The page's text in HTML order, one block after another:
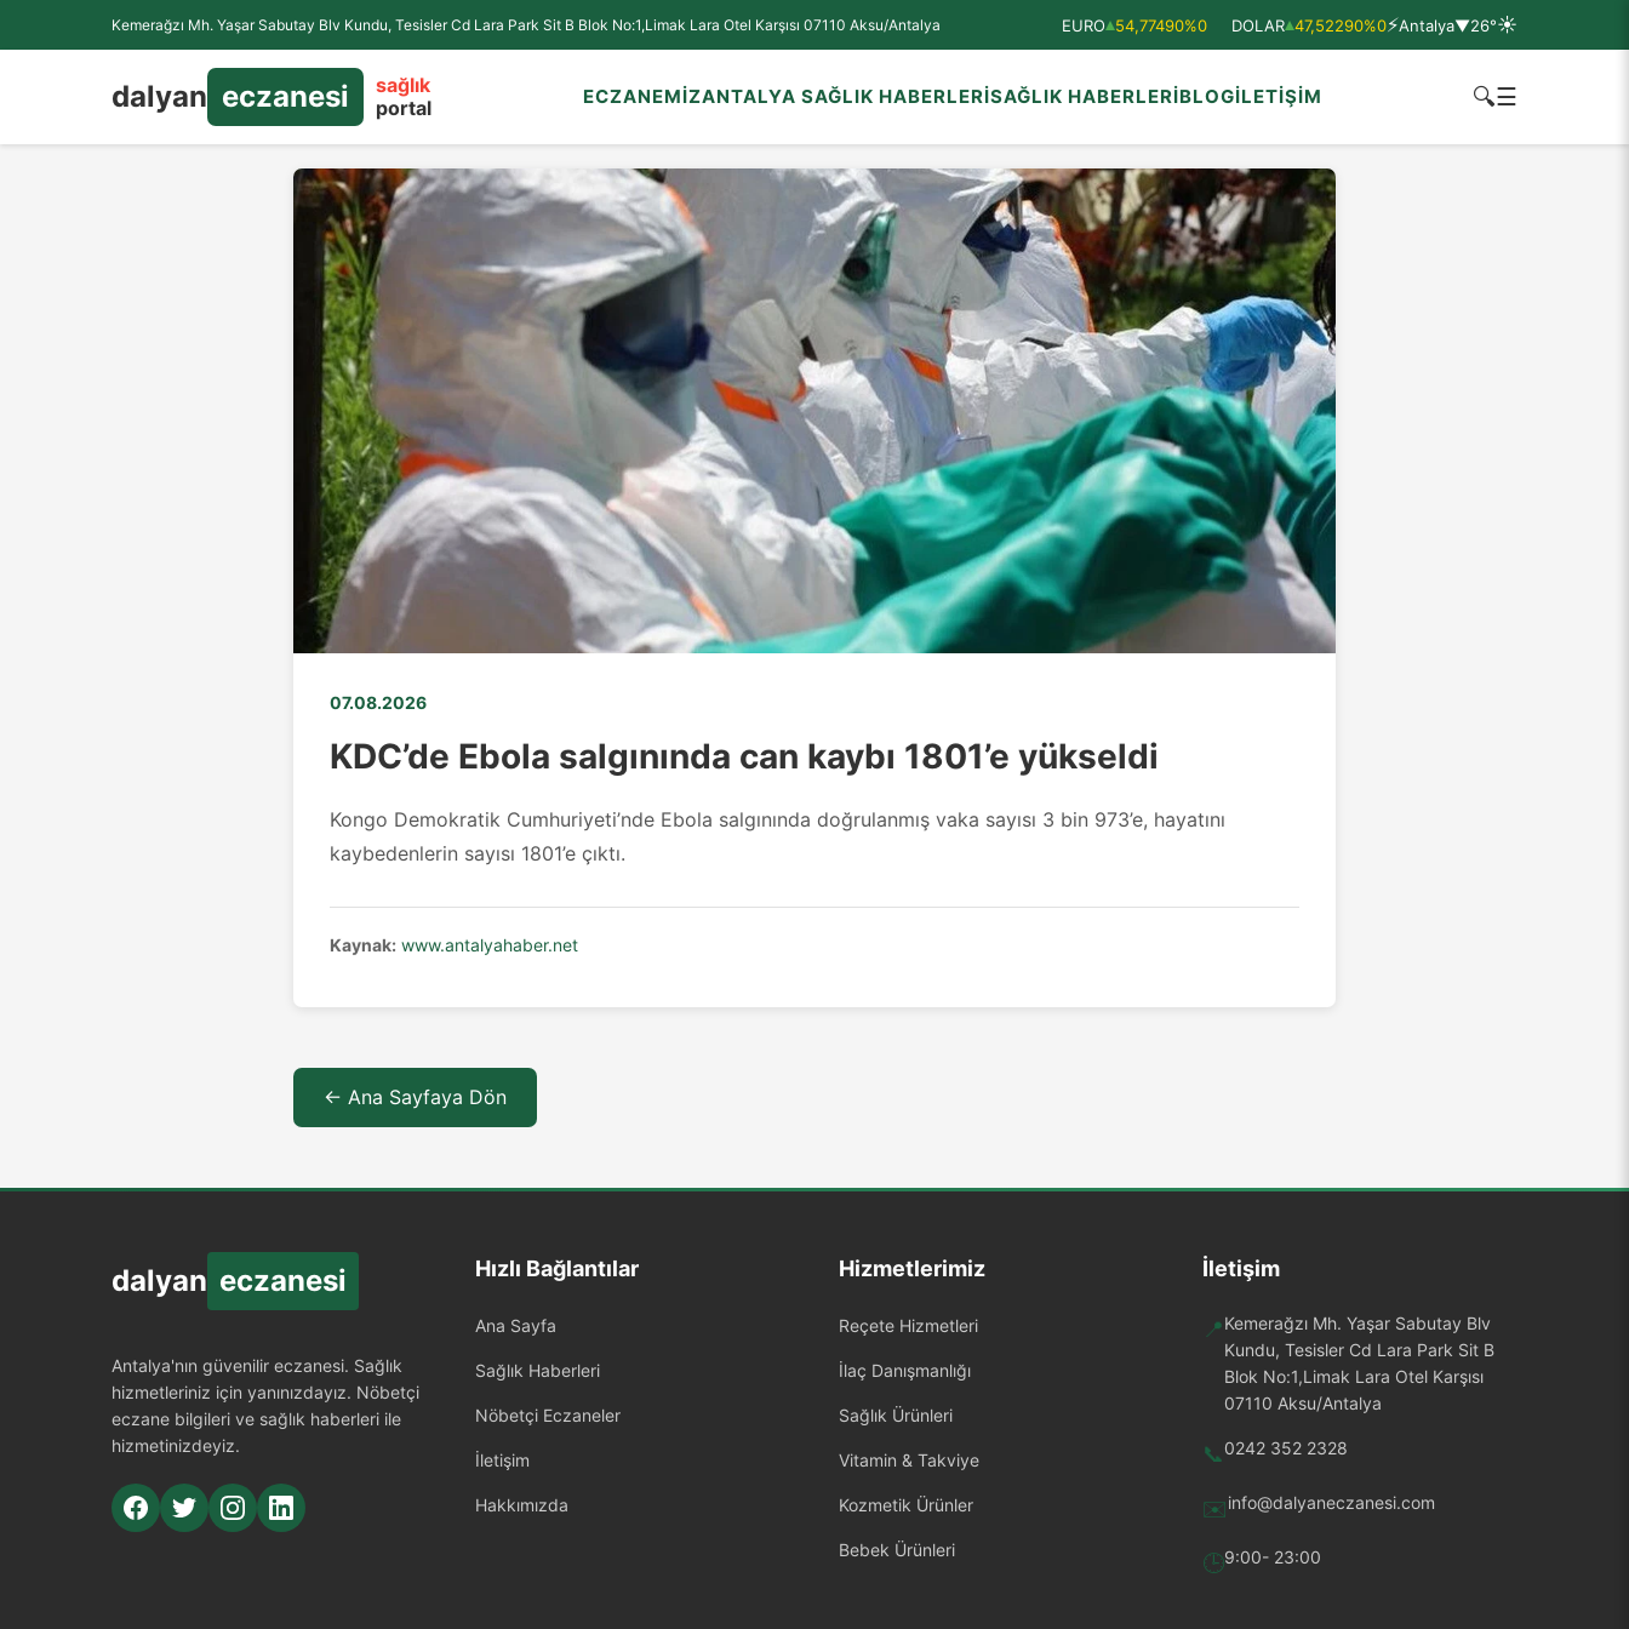
Kemerağzı Mh. Yaşar Sabutay Blv Kundu, Tesisler Cd Lara Park Sit B Blok No:1,Limak Lara Otel Karşısı 07110 Aksu/Antalya EURO 54,77490%0 DOLAR 47,52290%0⚡Antalya▼26°☀
dalyan eczanesi
sağlık
portal
ECZANEMİZANTALYA SAĞLIK HABERLERİSAĞLIK HABERLERİBLOGİLETİŞİM 🔍☰
07.08.2026
KDC’de Ebola salgınında can kaybı 1801’e yükseldi
Kongo Demokratik Cumhuriyeti’nde Ebola salgınında doğrulanmış vaka sayısı 3 bin 973’e, hayatını
kaybedenlerin sayısı 1801’e çıktı.
Kaynak: www.antalyahaber.net
← Ana Sayfaya Dön
dalyan eczanesi
Antalya'nın güvenilir eczanesi. Sağlık
hizmetleriniz için yanınızdayız. Nöbetçi
eczane bilgileri ve sağlık haberleri ile
hizmetinizdeyiz.
Hızlı Bağlantılar
Ana Sayfa
Sağlık Haberleri
Nöbetçi Eczaneler
İletişim
Hakkımızda
Hizmetlerimiz
Reçete Hizmetleri
İlaç Danışmanlığı
Sağlık Ürünleri
Vitamin & Takviye
Kozmetik Ürünler
Bebek Ürünleri
İletişim
📍Kemerağzı Mh. Yaşar Sabutay Blv
Kundu, Tesisler Cd Lara Park Sit B
Blok No:1,Limak Lara Otel Karşısı
07110 Aksu/Antalya
📞0242 352 2328
✉️info@dalyaneczanesi.com
🕒9:00- 23:00